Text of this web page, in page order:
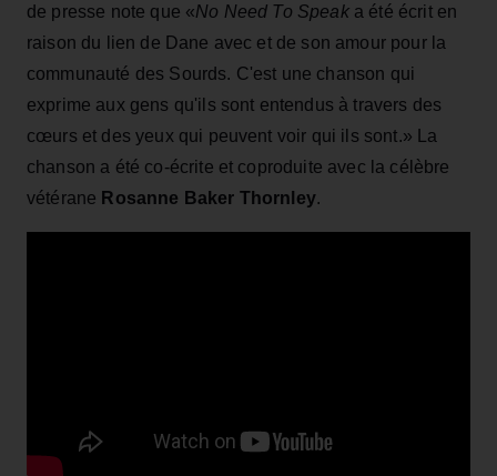
de presse note que «No Need To Speaka été écrit en
raison du lien de Dane avec et de son amour pour la
communauté des Sourds. C'est une chanson qui
exprime aux gens qu'ils sont entendus à travers des
cœurs et des yeux qui peuvent voir qui ils sont.» La
chanson a été co-écrite et coproduite avec la célèbre
vétérane Rosanne Baker Thornley.